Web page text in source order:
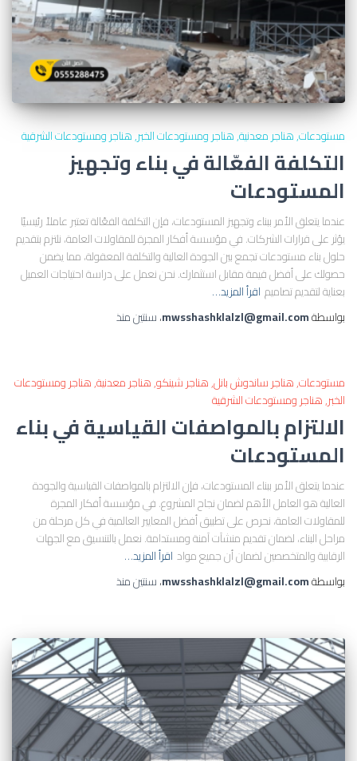
مستودعات هناجر معدنية هناجر ومستودعات الخبر هناجر ومستودعات الشرقية
التكلفة الفعّالة في بناء وتجهيز
المستودعات
عندما يتعلق الأمر ببناء وتجهيز المستودعات، فإن التكلفة الفعّالة تعتبر عاملاً رئيسيًا
يؤثر على قرارات الشركات. في مؤسسة أفكار المجرة للمقاولات العامة، نلتزم بتقديم
حلول بناء مستودعات تجمع بين الجودة العالية والتكلفة المعقولة، مما يضمن
حصولك على أفضل قيمة مقابل استثمارك. نحن نعمل على دراسة احتياجات العميل
بعناية لتقديم تصاميم اقرأ المزيد…
بواسطةmwsshashklalzl@gmail.com،سنتينمنذ
مستودعات هناجر ساندوش بانل هناجر شينكو هناجر معدنية هناجر ومستودعات
الخبر هناجر ومستودعات الشرقية
الالتزام بالمواصفات القياسية في بناء
المستودعات
عندما يتعلق الأمر ببناء المستودعات، فإن الالتزام بالمواصفات القياسية والجودة
العالية هو العامل الأهم لضمان نجاح المشروع. في مؤسسة أفكار المجرة
للمقاولات العامة، نحرص على تطبيق أفضل المعايير العالمية في كل مرحلة من
مراحل البناء، لضمان تقديم منشآت آمنة ومستدامة. نعمل بالتنسيق مع الجهات
الرقابية والمتخصصين لضمان أن جميع مواد اقرأ المزيد…
بواسطةmwsshashklalzl@gmail.com،سنتينمنذ